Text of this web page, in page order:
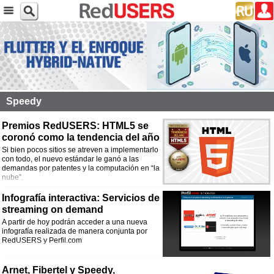
Speedy
Premios RedUSERS: HTML5 se
coronó como la tendencia del año
Si bien pocos sitios se atreven a implementarlo
con todo, el nuevo estándar le ganó a las
demandas por patentes y la computación en “la
nube”.
Infografía interactiva: Servicios de
streaming on demand
A partir de hoy podrán acceder a una nueva
infografía realizada de manera conjunta por
RedUSERS y Perfil.com
Arnet, Fibertel y Speedy,